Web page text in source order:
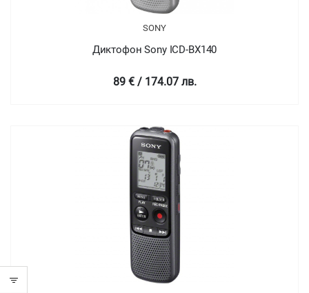
SONY
Диктофон Sony ICD-BX140
89 € / 174.07 лв.